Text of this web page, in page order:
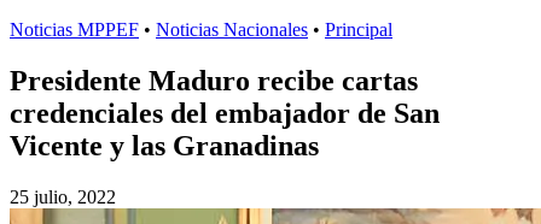
Noticias MPPEF • Noticias Nacionales • Principal
Presidente Maduro recibe cartas
credenciales del embajador de San
Vicente y las Granadinas
25 julio, 2022